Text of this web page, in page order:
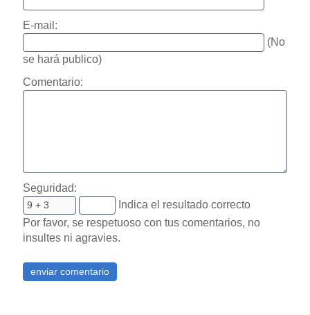
E-mail:
(No
se hará publico)
Comentario:
Seguridad:
Indica el resultado correcto
Por favor, se respetuoso con tus comentarios, no
insultes ni agravies.